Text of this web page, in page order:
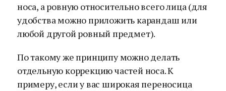
носа, а ровную относительно всего лица (для
удобства можно приложить карандаш или
любой другой ровный предмет).
По такому же принципу можно делать
отдельную коррекцию частей носа. К
примеру, если у вас широкая переносица